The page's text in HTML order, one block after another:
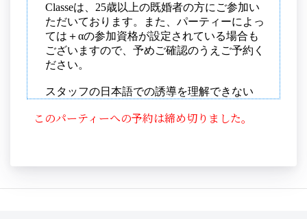
このパーティーへの予約は締め切りました。